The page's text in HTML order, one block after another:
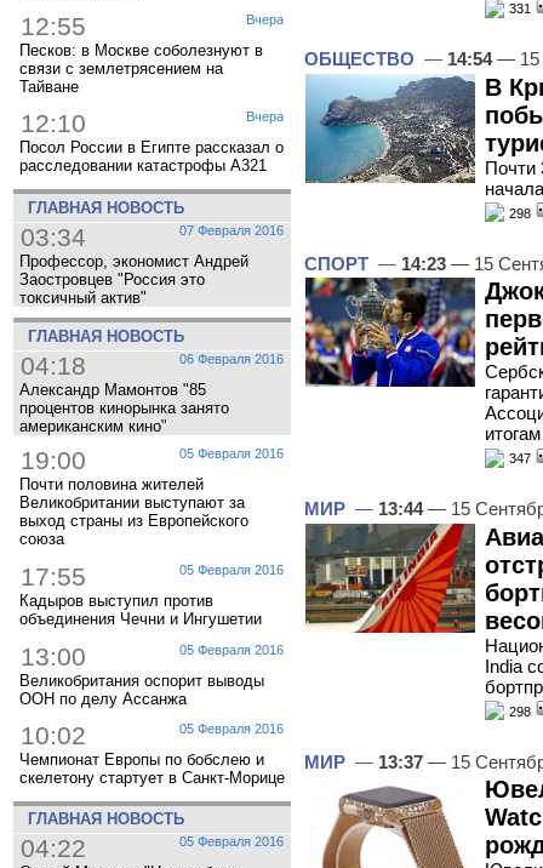
Вчера
12:55
Песков: в Москве соболезнуют в
связи с землетрясением на
Тайване
Вчера
12:10
Посол России в Египте рассказал о
расследовании катастрофы A321
ГЛАВНАЯ НОВОСТЬ
07 Февраля 2016
03:34
Профессор, экономист Андрей
Заостровцев "Россия это
токсичный актив"
ГЛАВНАЯ НОВОСТЬ
06 Февраля 2016
04:18
Александр Мамонтов "85
процентов кинорынка занято
американским кино"
05 Февраля 2016
19:00
Почти половина жителей
Великобритании выступают за
выход страны из Европейского
союза
05 Февраля 2016
17:55
Кадыров выступил против
объединения Чечни и Ингушетии
05 Февраля 2016
13:00
Великобритания оспорит выводы
ООН по делу Ассанжа
05 Февраля 2016
10:02
Чемпионат Европы по бобслею и
скелетону стартует в Санкт-Морице
ГЛАВНАЯ НОВОСТЬ
05 Февраля 2016
04:22
331
ОБЩЕСТВО — 14:54— 15
В
Почти
298
СПОРТ — 14:23 — 15
347
МИР — 13:44— 15
India
298
МИР — 13:37 — 15